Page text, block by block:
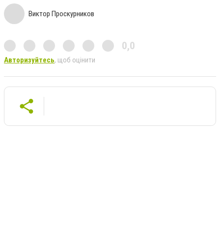
Виктор Проскурников
0,0
Авторизуйтесь, щоб оцінити